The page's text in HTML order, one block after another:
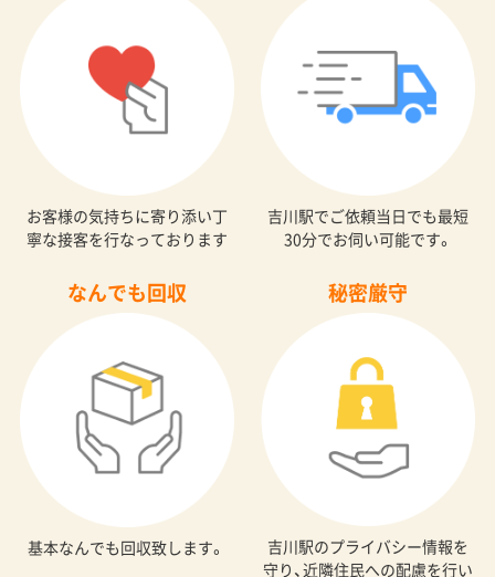
お客様の気持ちに寄り添い丁
寧な接客を行なっております
吉川駅でご依頼当日でも最短
30分でお伺い可能です。
なんでも回収
基本なんでも回収致します。
秘密厳守
吉川駅のプライバシー情報を
守り、近隣住民への配慮を行い